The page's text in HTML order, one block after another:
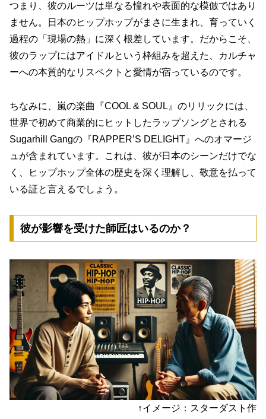
つまり、彼のルーツは単なる憧れや表面的な模倣ではあり
ません。
日本のヒップホップがまさに生まれ、育っていく
過程の「現場の熱」 に深く根差しています。だからこそ、
彼のラップにはアイドルという枠組みを超えた、カルチャ
ーへの本質的なリスペクトと愛情が宿っているのです。
ちなみに、嵐の楽曲『COOL & SOUL』のリリックには、
世界で初めて商業的にヒットしたラップソングとされる
Sugarhill Gangの『RAPPER’S DELIGHT』へのオマージ
ュが含まれています。これは、彼が日本のシーンだけでな
く、ヒップホップ全体の歴史を深く理解し、敬意を払って
いる証と言えるでしょう。
彼が影響を受けた師匠はいるのか？
↑イメージ：スターダスト作